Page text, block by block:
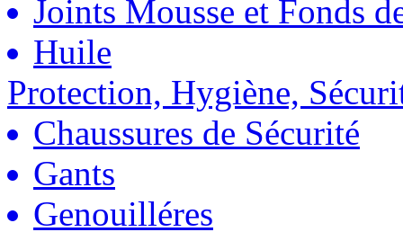
Joints Mousse et Fonds
Huile
Protection, Hygiène,
Chaussures de Sécurité
Gants
Genouilléres